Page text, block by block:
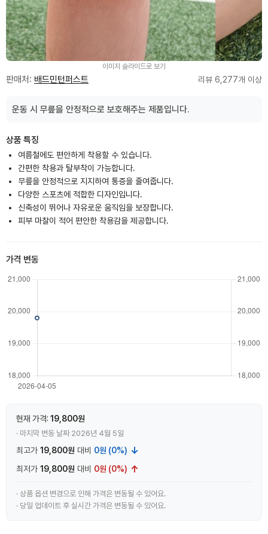
이미지 슬라이드로 보기
판매처: 배드민턴퍼스트 리뷰 6,277개 이상
운동 시 무릎을 안정적으로 보호해주는 제품입니다.
상품 특징
여름철에도 편안하게 착용할 수 있습니다.
간편한 착용과 탈부착이 가능합니다.
무릎을 안정적으로 지지하여 통증을 줄여줍니다.
다양한 스포츠에 적합한 디자인입니다.
신축성이 뛰어나 자유로운 움직임을 보장합니다.
피부 마찰이 적어 편안한 착용감을 제공합니다.
가격 변동
현재 가격: 19,800원
· 마지막 변동 날짜 2026년 4월 5일
최고가 19,800원 대비 0원 (0%) ↓
최저가 19,800원 대비 0원 (0%) ↑
· 상품 옵션 변경으로 인해 가격은 변동될 수 있어요.
· 당일 업데이트 후 실시간 가격은 변동될 수 있어요.